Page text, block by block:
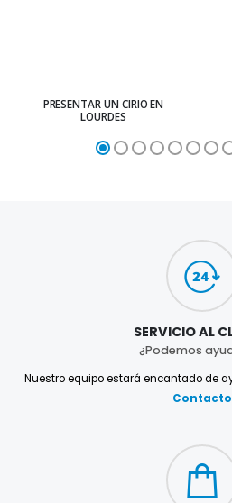
PRESENTAR UN CIRIO EN
LOURDES
SERVICIO AL
¿Podemos
Nuestro equipo estará encantado de
Contacto